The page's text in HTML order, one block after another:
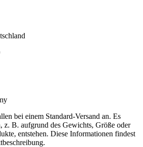
bei einem Standard-Versand an. Es
z. B. aufgrund des Gewichts, Größe oder
entstehen. Diese Informationen findest